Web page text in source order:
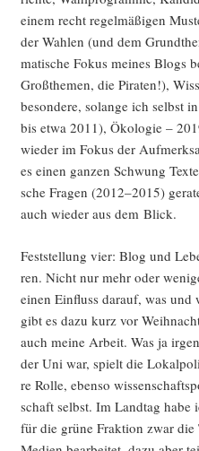
einem recht regel­mä­ßi­gen
der Wah­len (und dem
ma­ti­sche Fokus mei­nes Blogs
Groß­the­men, die Pira­ten!),
be­son­de­re, solan­ge ich selbst
bis etwa 2011), Öko­lo­gie –
wie­der im Fokus der
es einen gan­zen Schwung
sche Fra­gen (2012–2015)
auch wie­der aus dem Blick.
Fest­stel­lung vier: Blog und
ren. Nicht nur mehr oder
einen Ein­fluss dar­auf, was
gibt es dazu kurz vor
auch mei­ne Arbeit. Was ja
der Uni war, spielt die
re Rol­le, eben­so
schaft selbst. Im Land­tag habe
für die grü­ne Frak­ti­on zwar